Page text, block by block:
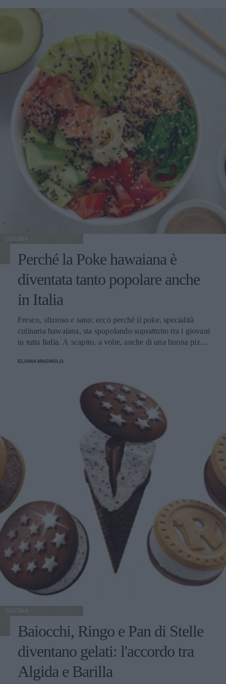
CUCINA
Perché la Poke hawaiana è
diventata tanto popolare anche
in Italia
Fresco, sfizioso e sano: ecco perché il poke, specialità
culinaria hawaiana, sta spopolando soprattutto tra i giovani
in tutta Italia. A scapito, a volte, anche di una buona pizza.
ELIANA MAGNOLO
CUCINA
Baiocchi, Ringo e Pan di Stelle
diventano gelati: l'accordo tra
Algida e Barilla